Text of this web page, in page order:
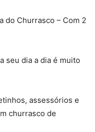
do Churrasco – Com 2
seu dia a dia é muito
assessórios e
churrasco de